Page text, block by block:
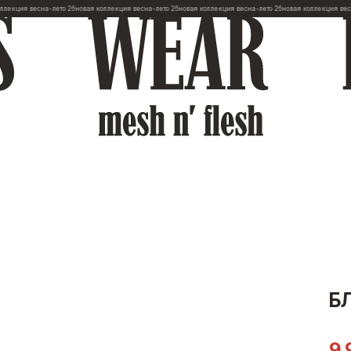
весна-лето 26новая коллекция весна-лето 26новая коллекция весна-лето 26новая коллекция весна-